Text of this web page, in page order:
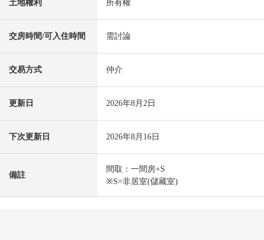
土地權利 所有權
交房時間/可入住時間 需討論
交易方式 仲介
更新日 2026年8月2日
下次更新日 2026年8月16日
備註
間取：一間房+S
※S=非居室(儲藏室)